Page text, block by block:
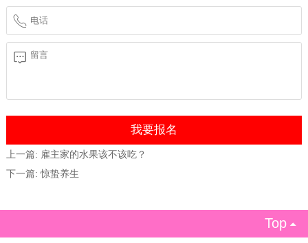
上一篇: 雇主家的水果该不该吃？
下一篇:惊蛰养生
Top